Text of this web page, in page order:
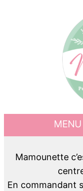
Mamounette
En commandant